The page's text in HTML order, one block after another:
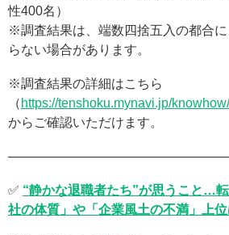
性400名）
※調査結果は、端数四捨五入の都合
らない場合があります。
※調査結果の詳細はこちら
（ https://tenshoku.mynavi.jp/
からご確認いただけます。
✅ “静かな退職者たち”が思うこと…
社の体質」や「企業風土の不満」上位